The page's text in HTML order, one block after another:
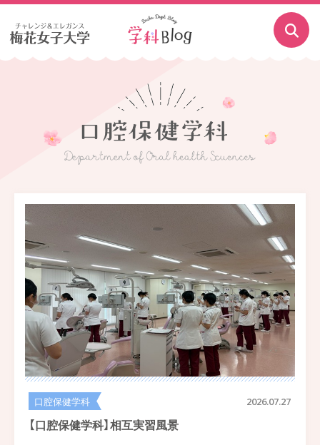
口腔保健学科 2026.07.27
【口腔保健学科】相互実習風景